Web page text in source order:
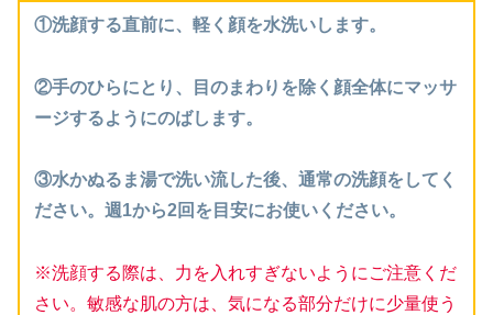
①洗顔する直前に、軽く顔を水洗いします。
②手のひらにとり、目のまわりを除く顔全体にマッサ
ージするようにのばします。
③水かぬるま湯で洗い流した後、通常の洗顔をしてく
ださい。週1から2回を目安にお使いください。
※洗顔する際は、力を入れすぎないようにご注意くだ
さい。敏感な肌の方は、気になる部分だけに少量使う